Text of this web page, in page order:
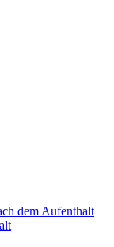
dem Aufenthalt